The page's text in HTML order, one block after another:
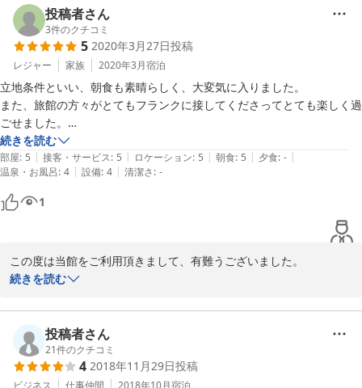
フロント係
2021-02-22
投稿者さん
3件のクチコミ
5 2020年3月27日投稿
レジャー 家族 2020年3月宿泊
立地条件といい、朝食も素晴らしく、大変気に入りました。
また、旅館の方々がとてもフランクに接してくださってとても楽しく過
ごせました。
次回も利用させていただきたいと考えています。
続きを読む
部屋: 5 | 接客・サービス: 5 | ロケーション: 5 | 朝食: 5 | 夕食: - |
温泉・お風呂: 4 | 設備: 4 | 清潔さ: -
1
この度は当館をご利用頂きまして、有難うございました。
次回、和倉にお越しの際はぜひお越しくださいませ。スタッフ一同
有難うございました。
フロント係
2020-03-29
続きを読む
投稿者さん
21件のクチコミ
4 2018年11月29日投稿
ビジネス 仕事仲間 2018年10月宿泊